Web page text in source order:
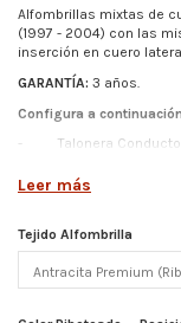
Alfombrillas mixtas de
(1997 - 2004) con las
inserción en cuero
GARANTÍA: 3 años.
Configura a
-
Talonera
Color Ribeteado
-
Posición de Logo
Más detalles abajo.
Leer más
Tejido Alfombrilla